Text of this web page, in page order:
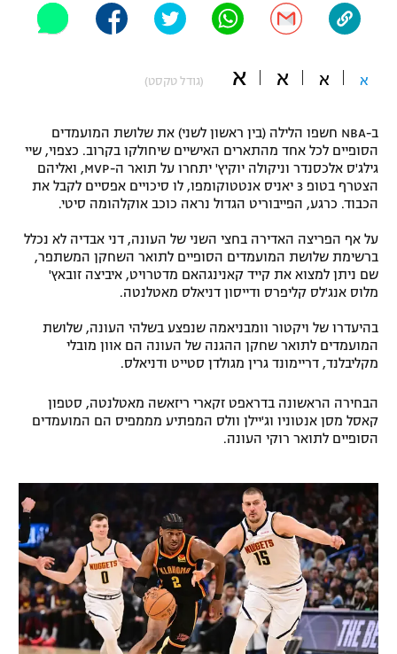
"מחצית בשכונה" – פודקאסט
משתתפים וזוכים בפרסים
תקנון משתתפים וזוכים בפרסים
תקנון עבור פעילות אלקטרה
טניס
גיימינג E-Sports
תנאי שימוש
מדיניות פרטיות
רשיון להקרנה פומבית לבית עסק
לוח דרושים – ג'ובנט
תגיות
המגזין
אופניים
ספורט מוטורי
פוטבול אמריקאי NFL
בייסבול MLB
ספורט אתגרי ואקסטרים
אומנויות לחימה
גיימינג E-Sports
א א א א (גודל טקסט)
ב-NBA חשפו הלילה (בין ראשון לשני) את שלושת המועמדים
הסופיים לכל אחד מהתארים האישיים שיחולקו בקרוב. כצפוי, שיי
גילג'ס אלכסנדר וניקולה יוקיץ' יתחרו על תואר ה-MVP, ואליהם
הצטרף בטופ 3 יאניס אנטטוקומפו, לו סיכויים אפסיים לקבל את
הכבוד. כרגע, הפייבוריט הגדול נראה כוכב אוקלהומה סיטי.
על אף הפריצה האדירה בחצי השני של העונה, דני אבדיה לא נכלל
ברשימת שלושת המועמדים הסופיים לתואר השחקן המשתפר,
שם ניתן למצוא את קייד קאנינגהאם מדטרויט, איביצה זובאץ'
מלוס אנג'לס קליפרס ודייסון דניאלס מאטלנטה.
בהיעדרו של ויקטור וומבניאמה שנפצע בשלהי העונה, שלושת
המועמדים לתואר שחקן ההגנה של העונה הם אוון מובלי
מקליבלנד, דריימונד גרין מגולדן סטייט ודניאלס.
הבחירה הראשונה בדראפט זקארי ריזאשה מאטלנטה, סטפון
קאסל מסן אנטוניו וג'יילן וולס המפתיע מממפיס הם המועמדים
הסופיים לתואר רוקי העונה.